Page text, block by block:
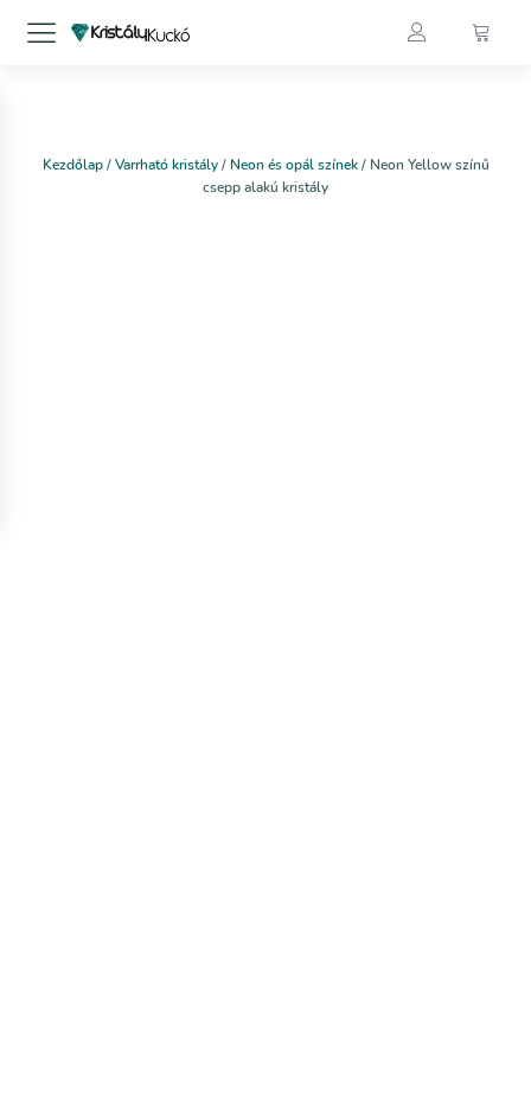
Kezdőlap/Varrható kristály/ Neon és opál színek/ Neon Yellow színű
csepp alakú kristály